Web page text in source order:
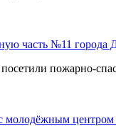
часть №11 города
пожарно-